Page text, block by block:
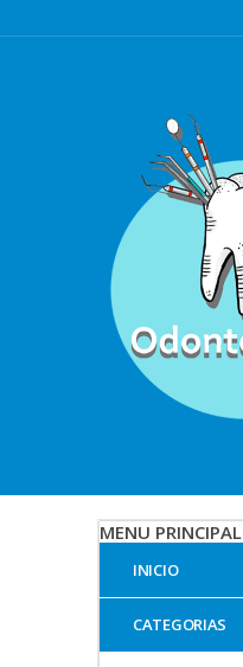
MENU PRINCIPAL
INICIO
CATEGORIAS